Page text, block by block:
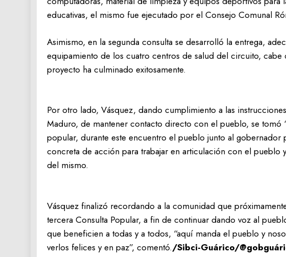
educativas, el mismo fue ejecutado por el Consejo Comunal
Asimismo, en la segunda consulta se desarrolló la entrega,
equipamiento de los cuatro centros de salud del circuito, cabe
proyecto ha culminado exitosamente.
Por otro lado, Vásquez, dando cumplimiento a las
Maduro, de mantener contacto directo con el pueblo, se tomó
popular, durante este encuentro el pueblo junto al gobernador
concreta de acción para trabajar en articulación con el pueblo
del mismo.
Vásquez finalizó recordando a la comunidad que
tercera Consulta Popular, a fin de continuar dando voz al
que beneficien a todas y a todos, “aquí manda el pueblo y
verlos felices y en paz”, comentó./Sibci-Guárico/